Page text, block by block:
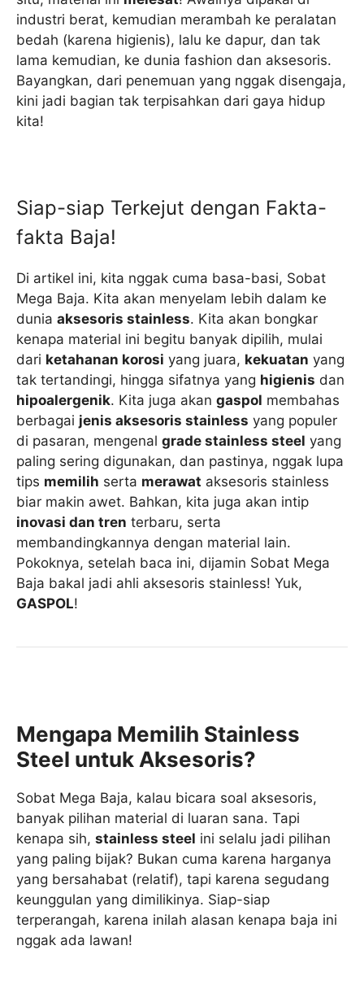
industri berat, kemudian merambah ke peralatan
bedah (karena higienis), lalu ke dapur, dan tak
lama kemudian, ke dunia fashion dan aksesoris.
Bayangkan, dari penemuan yang nggak disengaja,
kini jadi bagian tak terpisahkan dari gaya hidup
kita!
Siap-siap Terkejut dengan Fakta-
fakta Baja!
Di artikel ini, kita nggak cuma basa-basi, Sobat
Mega Baja. Kita akan menyelam lebih dalam ke
dunia aksesoris stainless. Kita akan bongkar
kenapa material ini begitu banyak dipilih, mulai
dari ketahanan korosi yang juara, kekuatan yang
tak tertandingi, hingga sifatnya yang higienis dan
hipoalergenik. Kita juga akan gaspol membahas
berbagai jenis aksesoris stainless yang populer
di pasaran, mengenal grade stainless steel yang
paling sering digunakan, dan pastinya, nggak lupa
tips memilih serta merawat aksesoris stainless
biar makin awet. Bahkan, kita juga akan intip
inovasi dan tren terbaru, serta
membandingkannya dengan material lain.
Pokoknya, setelah baca ini, dijamin Sobat Mega
Baja bakal jadi ahli aksesoris stainless! Yuk,
GASPOL!
Mengapa Memilih Stainless
Steel untuk Aksesoris?
Sobat Mega Baja, kalau bicara soal aksesoris,
banyak pilihan material di luaran sana. Tapi
kenapa sih, stainless steel ini selalu jadi pilihan
yang paling bijak? Bukan cuma karena harganya
yang bersahabat (relatif), tapi karena segudang
keunggulan yang dimilikinya. Siap-siap
terperangah, karena inilah alasan kenapa baja ini
nggak ada lawan!